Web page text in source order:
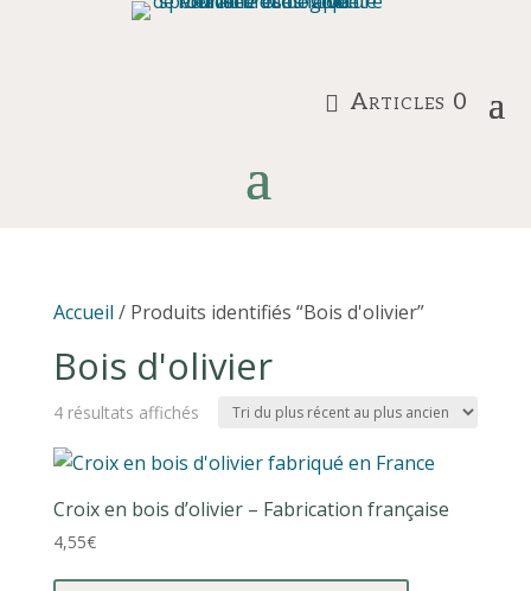
Articles 0
Accueil / Produits identifiés “Bois d'olivier”
Bois d'olivier
4 résultats affichésTrié
plus
récent
Croix en bois d’olivier – Fabrication française
4,55€